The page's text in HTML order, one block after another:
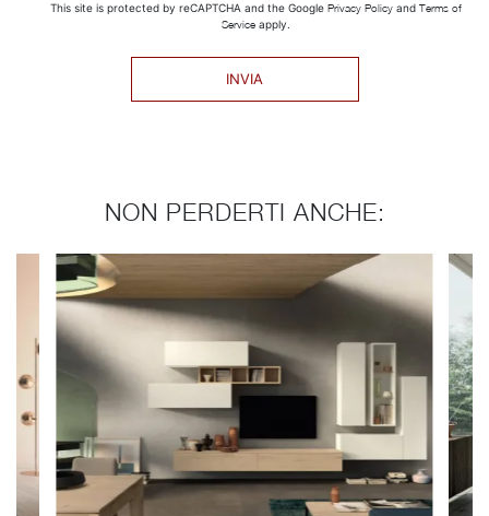
This site is protected by reCAPTCHA and the Google Privacy Policyand Terms of
Serviceapply.
INVIA
NON PERDERTI ANCHE: